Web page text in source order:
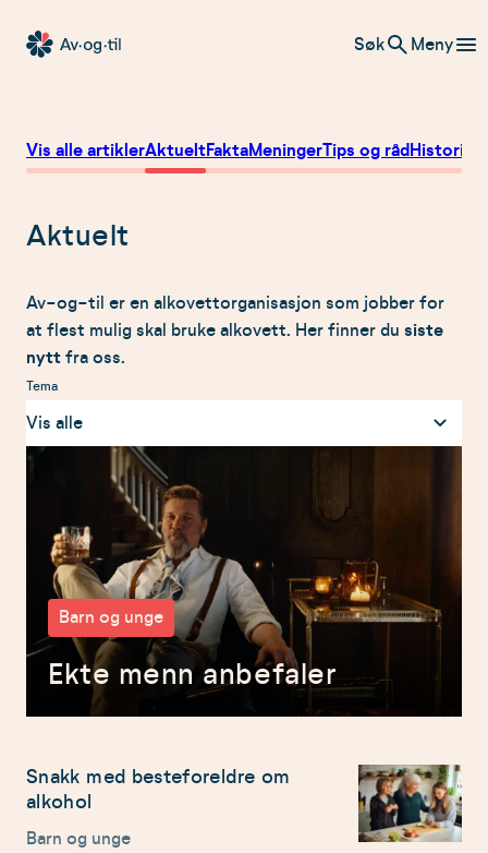
Av-
Søk Meny
Vis alle artiklerAktueltFaktaMeningerTips og rådHistorier
Aktuelt
Av-og-til er en alkovettorganisasjon som jobber for
at flest mulig skal bruke alkovett. Her finner du siste
nytt fra oss.
Tema
Vis alle
Ekte menn anbefaler
Barn og unge
Snakk med besteforeldre om
alkohol
Barn og unge